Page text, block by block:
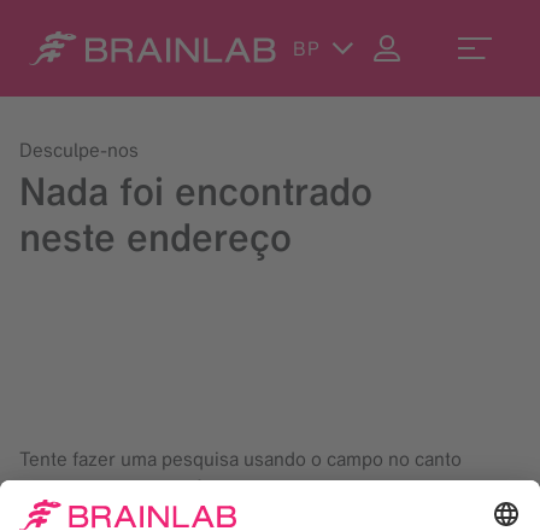
BP
Desculpe-nos
Nada foi encontrado
neste endereço
Tente fazer uma pesquisa usando o campo no canto
superior direito da página, ou escreva para
contact@brainlab.com .